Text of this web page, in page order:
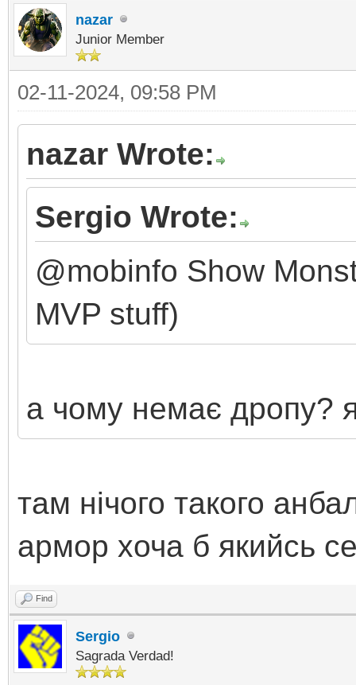
nazar
Junior Member
02-11-2024, 09:58 PM
nazar Wrote:
Sergio Wrote:
@mobinfo Show
MVP stuff)
а чому немає дропу?
там нічого такого
армор хоча б якийсь
Find
Sergio
Sagrada Verdad!